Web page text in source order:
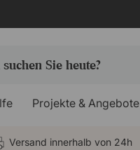
Projekte & Angebote
Versand innerhalb von 24h